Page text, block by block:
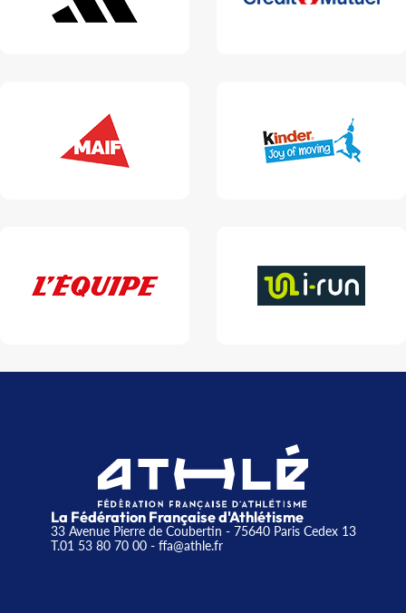
La Fédération Française d'Athlétisme
33 Avenue Pierre de Coubertin - 75640 Paris Cedex 13
T.01 53 80 70 00- ffa@athle.fr